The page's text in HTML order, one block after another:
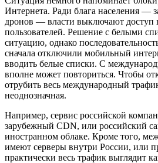
Интернета. Ради блага населения —
дронов — власти выключают доступ
пользователей. Решение с белыми
ситуацию, однако
сначала отключили мобильный
вводить белые списки. С
вполне может повториться. Чтобы
отрубить весь международный
неоднозначная.
Например, сервис российской
зарубежный CDN, или российский
иностранном облаке. Кроме того,
имеют серверы внутри России, или
практически весь трафик выглядит